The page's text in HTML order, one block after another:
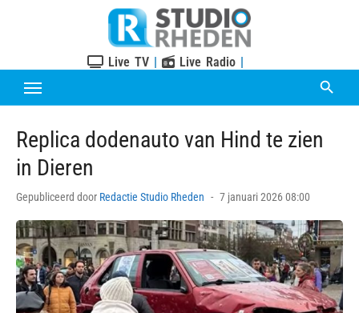
Live TV | Live Radio |
Replica dodenauto van Hind te zien
in Dieren
Gepubliceerd door Redactie Studio Rheden
Posted
7 januari 2026 08:00